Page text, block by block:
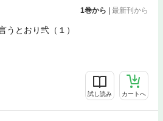
1巻から | 最新刊から
うとおり弐（１）
試し読み カートへ